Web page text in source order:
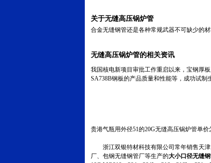
关于无缝高压锅炉管
合金无缝钢管还是各种常规武器不可缺少的
无缝高压锅炉管的相关资讯
我国核电新项目审批工作重启以来，宝钢厚
SA738B钢板的产品质量和性能等，成功试制
贵港气瓶用外径51的20G无缝高压锅炉管单价
浙江双银特材科技有限公司常年销售天津
厂、包钢无缝钢管厂等生产的大小口径无缝